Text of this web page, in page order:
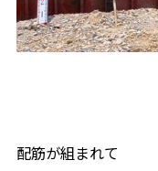
配筋が組まれて